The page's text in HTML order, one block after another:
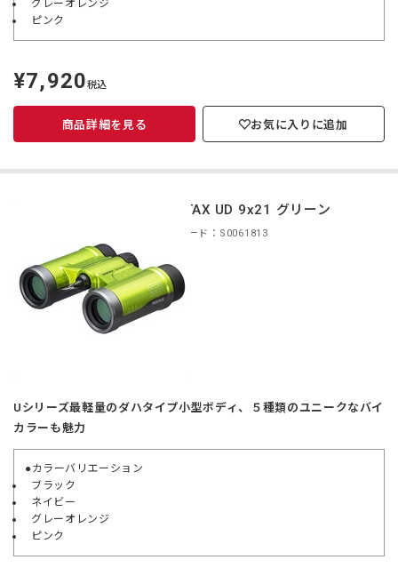
グレーオレンジ
ピンク
定
価
¥7,920税込
商品詳細を見る お気に入りに追加
PENTAX UD 9x21 グリーン
商品コード：S0061813
Uシリーズ最軽量のダハタイプ小型ボディ、５種類のユニークなバイ
カラーも魅力
●カラーバリエーション
ブラック
ネイビー
グレーオレンジ
ピンク